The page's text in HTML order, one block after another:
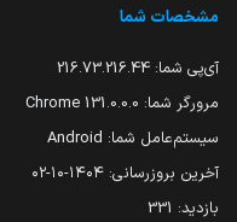
مشخصات شما
آی‌پی شما: 216.73.216.44
مرورگر شما: 131.0.0.0 Chrome
سیستم‌عامل شما: Android
آخرین بروزرسانی: ۱۴۰۴-۱۰-۰۲
بازدید: 331